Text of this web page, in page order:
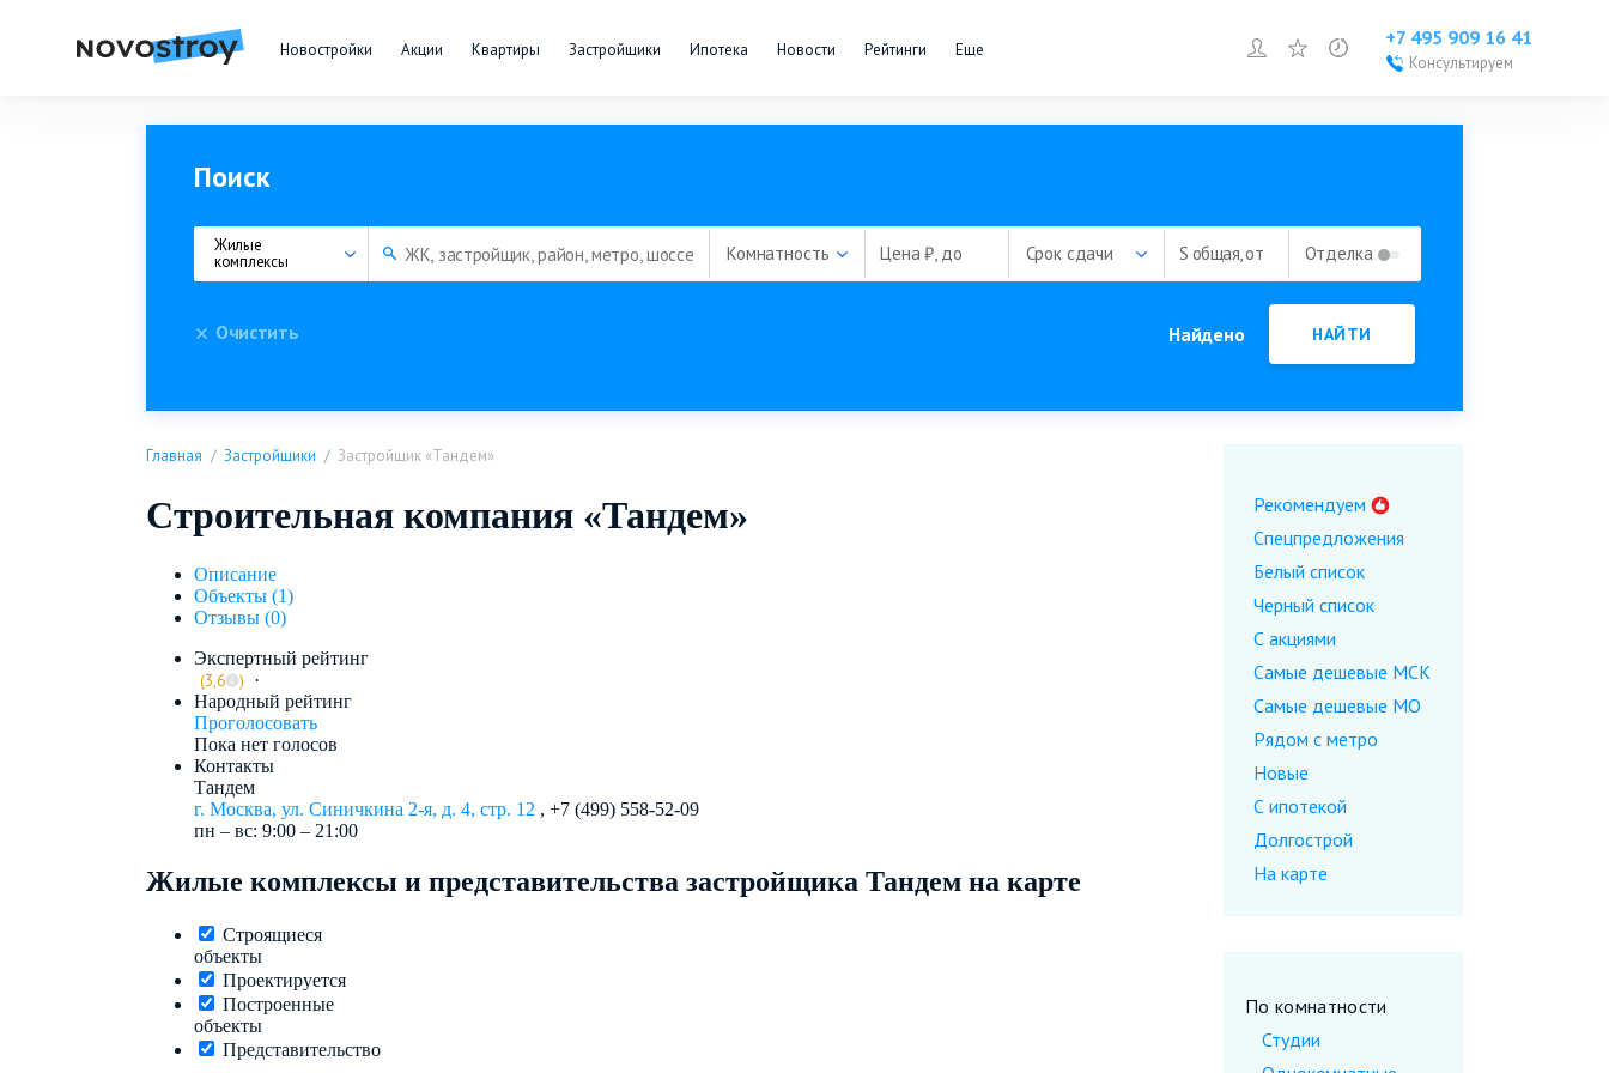
Новостройки Акции Квартиры Застройщики Ипотека Новости Рейтинги Еще Войти или зарегистрироваться
зарегистрироваться
ИзбранноеПросмотренное
+7 495 909 16 41
Консультируем
Поиск
Жилые
комплексы
Комнатность Цена ₽, до Срок сдачи S общая, от Отделка
Очистить Найдено НАЙТИ
Рекомендуем
Спецпредложения
Белый список
Черный список
С акциями
Самые дешевые МСК
Самые дешевые МО
Рядом с метро
Новые
С ипотекой
Долгострой
На карте
По комнатности
Студии
Главная Застройщики Застройщик «Тандем»
Строительная компания «Тандем»
Описание
Объекты (1)
Отзывы (0)
Экспертный рейтинг
(3,6
) ·
Народный рейтинг
Проголосовать
Пока нет голосов
Контакты
Тандем
г. Москва, ул. Синичкина 2-я, д. 4, стр. 12 , +7 (499) 558-52-09
пн – вс: 9:00 – 21:00
Жилые комплексы и представительства застройщика Тандем на карте
Строящиеся
объекты
Проектируется
Построенные
объекты
Представительство